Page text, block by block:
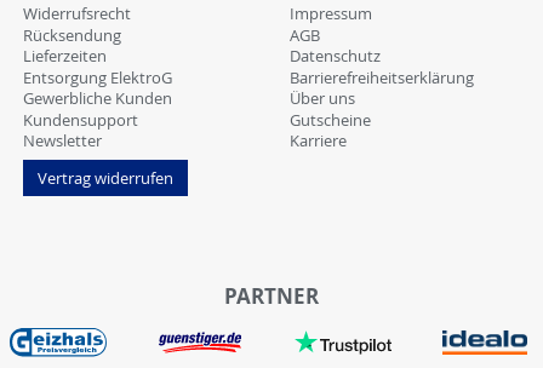
Widerrufsrecht
Rücksendung
Lieferzeiten
Entsorgung ElektroG
Gewerbliche Kunden
Kundensupport
Newsletter
Vertrag widerrufen
Impressum
AGB
Datenschutz
Barrierefreiheitserklärung
Über uns
Gutscheine
Karriere
PARTNER